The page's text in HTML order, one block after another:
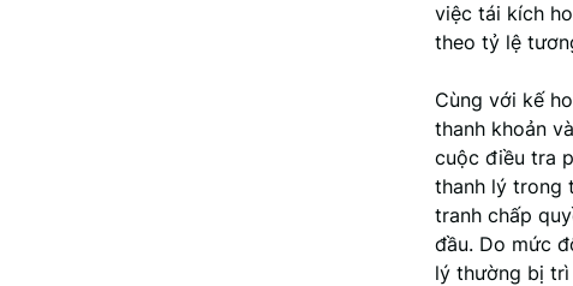
việc tái kích
theo tỷ lệ
Cùng với kế
thanh khoản
cuộc điều tra
thanh lý trong
tranh chấp
đầu. Do mức
lý thường bị trì